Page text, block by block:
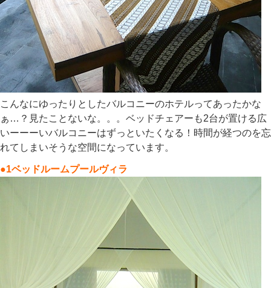
こんなにゆったりとしたバルコニーのホテルってあったかな
ぁ…？見たことないな。。。ベッドチェアーも2台が置ける広
いーーーいバルコニーはずっといたくなる！時間が経つのを忘
れてしまいそうな空間になっています。
●1ベッドルームプールヴィラ